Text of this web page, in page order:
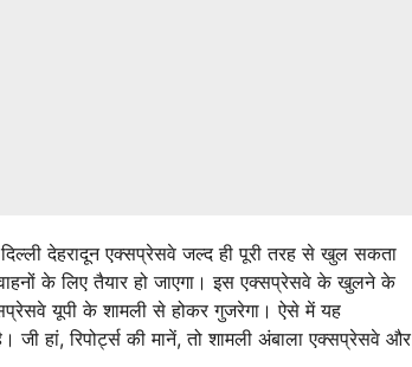
देहरादून एक्सप्रेसवे जल्द ही पूरी तरह से खुल सकता
के लिए तैयार हो जाएगा। इस एक्सप्रेसवे के खुलने के
यूपी के शामली से होकर गुजरेगा। ऐसे में यह
हां, रिपोर्ट्स की मानें, तो शामली अंबाला एक्सप्रेसवे और